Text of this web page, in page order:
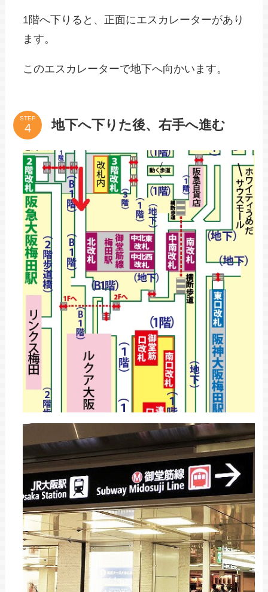
1階へ下りると、正面にエスカレーターがあり
ます。
このエスカレーターで地下へ向かいます。
STEP 地下へ下りた後、右手へ進む